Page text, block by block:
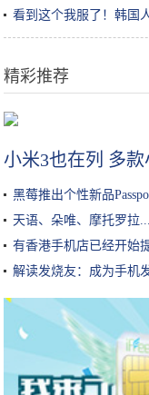
看到这个我服了！韩国
精彩推荐
小米3也在列 多
黑莓推出个性新品
天语、朵唯、摩托罗拉
有香港手机店已经开始
解读发烧友：成为手机